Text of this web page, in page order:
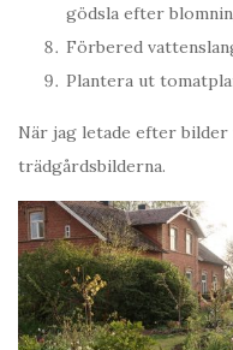
gödsla efter
Förbered
Plantera ut
När jag letade efter
trädgårdsbilderna.